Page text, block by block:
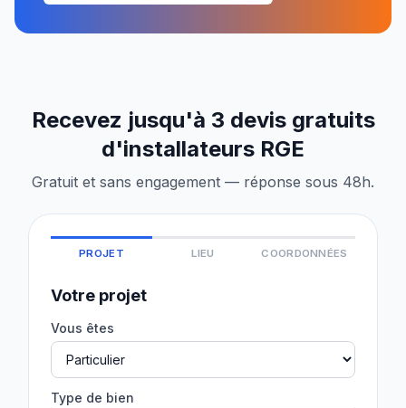
Recevez jusqu'à 3 devis gratuits
d'installateurs RGE
Gratuit et sans engagement — réponse sous 48h.
PROJET LIEU COORDONNÉES
Votre projet
Vous êtes
Type de bien